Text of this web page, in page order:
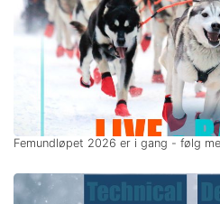
Femundløpet 2026 er i gang - følg